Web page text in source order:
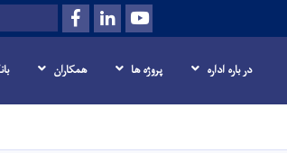
Youtube
LinkedIn
Facebook
Search
در باره اداره پروژه ها همکاران